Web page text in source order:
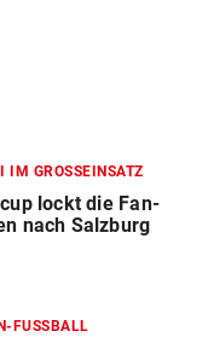
IM GROSSEINSATZ
lockt die Fan-
nach Salzburg
FUSSBALL